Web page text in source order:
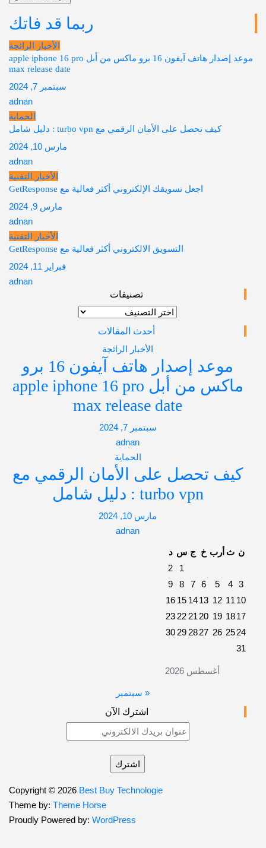
ربما قد فاتك
الأخبار الرائجة
موعد إصدار هاتف آيفون 16 برو ماكس من أبل apple iphone 16 pro
max release date
سبتمبر 7, 2024
كيف تحصل على الأمان الرقمي مع turbo vpn : دليل شامل
الأخبار التقنية
اجعل تسويقك الإلكتروني أكثر فعالية مع GetResponse
الأخبار التقنية
التسويق الالكتروني أكثر فعالية مع GetResponse
تصنيفات
تصنيفات
أحدث المقالات
الأخبار الرائجة
موعد إصدار هاتف آيفون 16 برو
ماكس من أبل apple iphone 16 pro
max release date
سبتمبر 7, 2024
الحماية
تحصل على الأمان الرقمي مع
turbo vpn : دليل شامل
أغسطس 2026
أرب خ ج س
د
5
6
7
8
9
12
13
14
15
16
19
20
21
22
23
26
27
28
29
30
« سبتمبر
اشترك الآن
Copyright © 2026Best Buy Technologie
Theme by:Theme Horse
Proudly Powered by:WordPress